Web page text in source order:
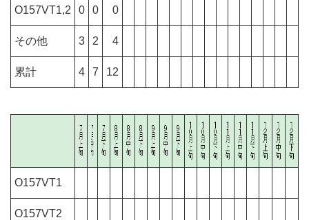
O157VT1,2 0 0 0
その他 3 2 4
累計 4 7 12
O157VT1
O157VT2